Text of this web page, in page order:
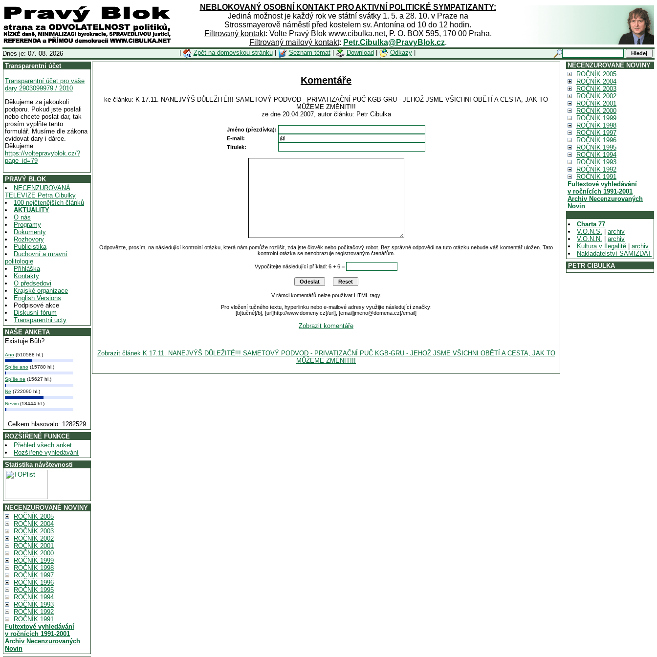
NEBLOKOVANÝ OSOBNÍ KONTAKT PRO AKTIVNÍ POLITICKÉ SYMPATIZANTY:
Jediná možnost je každý rok ve státní svátky 1. 5. a 28. 10. v Praze na
Strossmayerově náměstí před kostelem sv. Antonína od 10 do 12 hodin.
Filtrovaný kontakt: Volte Pravý Blok www.cibulka.net, P. O. BOX 595, 170 00 Praha.
Filtrovaný mailový kontakt: Petr.Cibulka@PravyBlok.cz.
Dnes je: 07. 08. 2026 Zpět na domovskou stránku| Seznam témat| Download Odkazy|
Transparentní účet
Transparentní účet pro vaše
dary 2903099979 / 2010
Děkujeme za jakoukoli
podporu. Pokud jste poslali
nebo chcete poslat dar, tak
prosím vyplňte tento
formulář. Musíme dle zákona
evidovat dary i dárce.
Děkujeme
https://voltepravyblok.cz/?
page_id=79
PRAVÝ BLOK
NECENZUROVANÁ
TELEVIZE Petra Cibulky
100 nejčtenějších článků
AKTUALITY
O nás
Programy
Dokumenty
Rozhovory
Publicistika
Duchovní a mravní
politologie
Přihláška
Kontakty
O předsedovi
Krajské organizace
English Versions
Podpisové akce
Diskusní fórum
Transparentni ucty
NAŠE ANKETA
Existuje Bůh?
Ano (510588 hl.)
Spíše ano (15780 hl.)
Spíše ne (15627 hl.)
Ne (722090 hl.)
Nevim (18444 hl.)
Celkem hlasovalo: 1282529
ROZŠÍŘENÉ FUNKCE
Přehled všech anket
Rozšířené vyhledávání
Statistika návštevnosti
NECENZUROVANÉ NOVINY
ROČNÍK 2005
ROČNÍK 2004
ROČNÍK 2003
ROČNÍK 2002
ROČNÍK 2001
ROČNÍK 2000
ROČNÍK 1999
ROČNÍK 1998
ROČNÍK 1997
ROČNÍK 1996
ROČNÍK 1995
ROČNÍK 1994
ROČNÍK 1993
ROČNÍK 1992
ROČNÍK 1991
Fultextové vyhledávání
v ročnících 1991-2001
Archiv Necenzurovaných
Novin
Komentáře
ke článku: K 17.11. NANEJVÝŠ DŮLEŽITÉ!!! SAMETOVÝ PODVOD - PRIVATIZAČNÍ PUČ KGB-GRU - JEHOŽ JSME VŠICHNI OBĚTÍ A CESTA, JAK TO
MŮŽEME ZMĚNIT!!!
ze dne 20.04.2007, autor článku: Petr Cibulka
Jméno (přezdívka):
E-mail:
Titulek:
Odpovězte, prosím, na následující kontrolní otázku, která nám pomůže rozlišit, zda jste člověk nebo počítačový robot. Bez správné odpovědi na tuto otázku nebude váš komentář uložen. Tato
kontrolní otázka se nezobrazuje registrovaným čtenářům.
Vypočítejte následující příklad: 6 + 6 =
V rámci komentářů nelze používat HTML tagy.
Pro vložení tučného textu, hyperlinku nebo e-mailové adresy využijte následující značky:
[b]tučné[/b], [url]http://www.domeny.cz[/url], [email]jmeno@domena.cz[/email]
Zobrazit komentáře
Zobrazit článek K 17.11. NANEJVÝŠ DŮLEŽITÉ!!! SAMETOVÝ PODVOD - PRIVATIZAČNÍ PUČ KGB-GRU - JEHOŽ JSME VŠICHNI OBĚTÍ A CESTA, JAK TO
MŮŽEME ZMĚNIT!!!
NECENZUROVANÉ NOVINY
ROČNÍK 2005
ROČNÍK 2004
ROČNÍK 2003
ROČNÍK 2002
ROČNÍK 2001
ROČNÍK 2000
ROČNÍK 1999
ROČNÍK 1998
ROČNÍK 1997
ROČNÍK 1996
ROČNÍK 1995
ROČNÍK 1994
ROČNÍK 1993
ROČNÍK 1992
ROČNÍK 1991
Fultextové vyhledávání
v ročnících 1991-2001
Archiv Necenzurovaných
Novin
Charta 77
V.O.N.S.
archiv
V.O.N.N.
archiv
Kultura v Ilegalitě
archiv
Nakladatelství SAMIZDAT
PETR CIBULKA